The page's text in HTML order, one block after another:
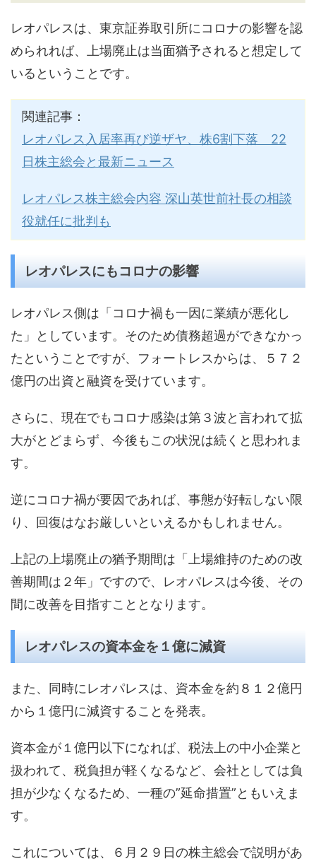
レオパレスは、東京証券取引所にコロナの影響を認
められれば、上場廃止は当面猶予されると想定して
いるということです。
関連記事：
レオパレス入居率再び逆ザヤ、株6割下落 22
日株主総会と最新ニュース
レオパレス株主総会内容 深山英世前社長の相談
役就任に批判も
レオパレスにもコロナの影響
レオパレス側は「コロナ禍も一因に業績が悪化し
た」としています。そのため債務超過ができなかっ
たということですが、フォートレスからは、５７２
億円の出資と融資を受けています。
さらに、現在でもコロナ感染は第３波と言われて拡
大がとどまらず、今後もこの状況は続くと思われま
す。
逆にコロナ禍が要因であれば、事態が好転しない限
り、回復はなお厳しいといえるかもしれません。
上記の上場廃止の猶予期間は「上場維持のための改
善期間は２年」ですので、レオパレスは今後、その
間に改善を目指すこととなります。
レオパレスの資本金を１億に減資
また、同時にレオパレスは、資本金を約８１２億円
から１億円に減資することを発表。
資本金が１億円以下になれば、税法上の中小企業と
扱われて、税負担が軽くなるなど、会社としては負
担が少なくなるため、一種の”延命措置”ともいえま
す。
これについては、６月２９日の株主総会で説明があ